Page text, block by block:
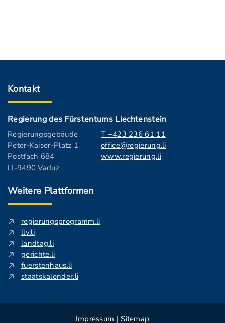
Kontakt
Regierung des Fürstentums Liechtenstein
Regierungsgebäude
Peter-Kaiser-Platz 1
Postfach 684
LI-9490 Vaduz
T +423 236 61 11
office@regierung.li
www.regierung.li
Weitere Plattformen
regierungsprogramm.li
llv.li
landtag.li
gerichte.li
fuerstenhaus.li
staatskalender.li
Impressum | Sitemap